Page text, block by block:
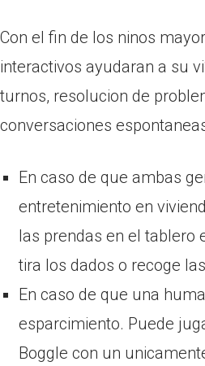
Con el fin de los ninos
interactivos ayudaran a su
turnos, resolucion de
conversaciones
En caso de que ambas
entretenimiento en
las prendas en el tablero
tira los dados o recoge
En caso de que una
esparcimiento. Puede
Boggle con un